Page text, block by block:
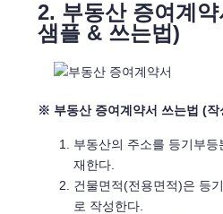
2. 부동산 증여계
샘플 & 쓰는법)
※ 부동산 증여계약서 쓰는법 (
부동산의 주소를 등기부
재한다.
건물면적(전용면적)은 등
로 작성한다.